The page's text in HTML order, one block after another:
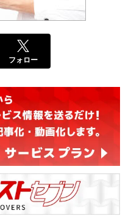
フォロー